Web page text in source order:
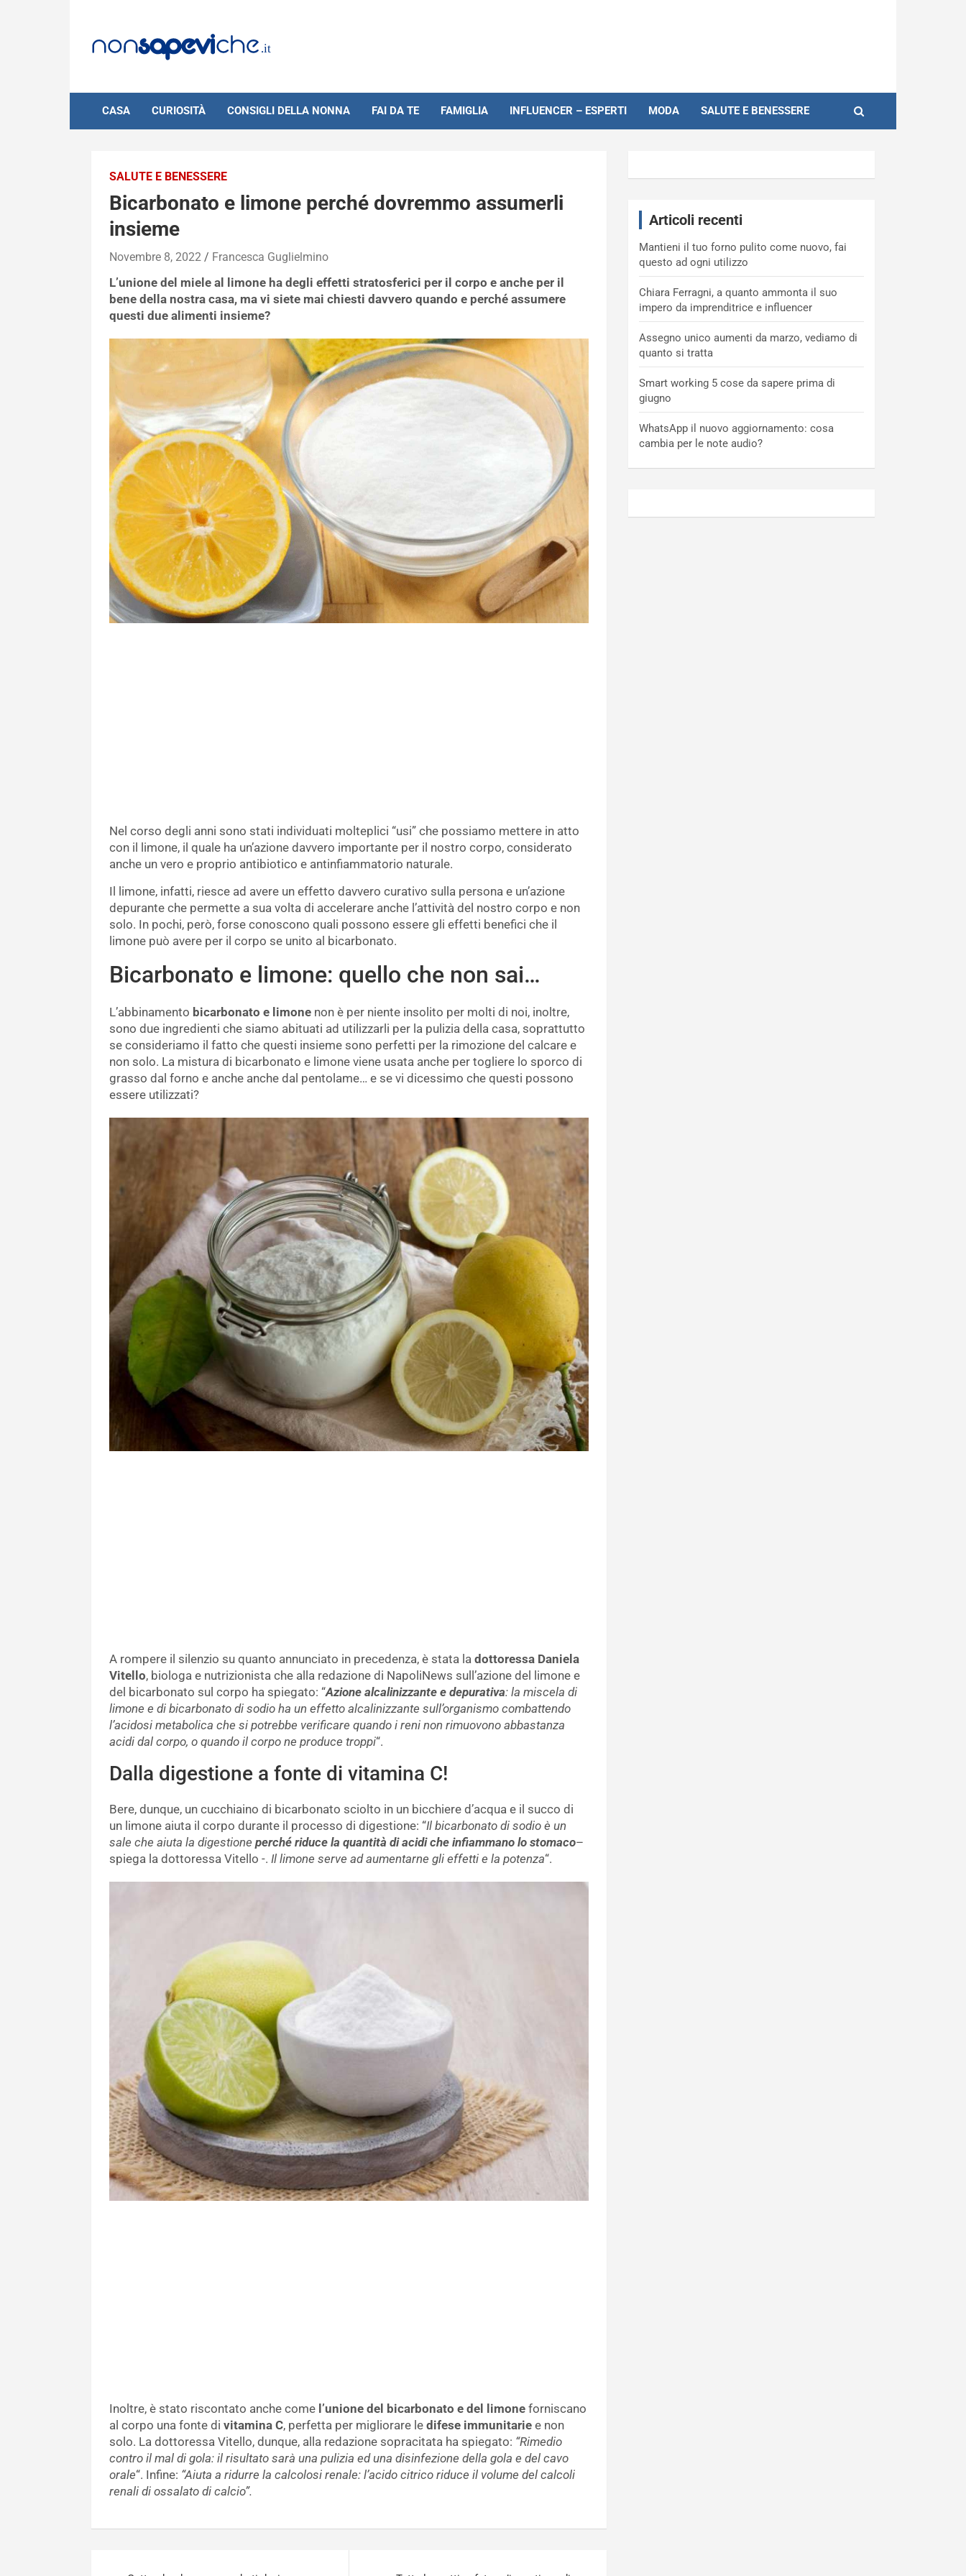
content
CASA CURIOSITÀ CONSIGLI DELLA NONNA FAI DA TE FAMIGLIA INFLUENCER – ESPERTI MODA SALUTE E BENESSERE
SALUTE E BENESSERE
Bicarbonato e limone perché dovremmo assumerli
insieme
Novembre 8, 2022 Francesca Guglielmino
L’unione del miele al limone ha degli effetti stratosferici per il corpo e anche per il
bene della nostra casa, ma vi siete mai chiesti davvero quando e perché assumere
questi due alimenti insieme?
Nel corso degli anni sono stati individuati molteplici “usi” che possiamo mettere in atto
con il limone, il quale ha un’azione davvero importante per il nostro corpo, considerato
anche un vero e proprio antibiotico e antinfiammatorio naturale.
Il limone, infatti, riesce ad avere un effetto davvero curativo sulla persona e un’azione
depurante che permette a sua volta di accelerare anche l’attività del nostro corpo e non
solo. In pochi, però, forse conoscono quali possono essere gli effetti benefici che il
limone può avere per il corpo se unito al bicarbonato.
Bicarbonato e limone: quello che non sai…
L’abbinamento bicarbonato e limone non è per niente insolito per molti di noi, inoltre,
sono due ingredienti che siamo abituati ad utilizzarli per la pulizia della casa, soprattutto
se consideriamo il fatto che questi insieme sono perfetti per la rimozione del calcare e
non solo. La mistura di bicarbonato e limone viene usata anche per togliere lo sporco di
grasso dal forno e anche anche dal pentolame… e se vi dicessimo che questi possono
essere utilizzati?
A rompere il silenzio su quanto annunciato in precedenza, è stata la dottoressa Daniela
Vitello, biologa e nutrizionista che alla redazione di NapoliNews sull’azione del limone e
del bicarbonato sul corpo ha spiegato: “Azione alcalinizzante e depurativa: la miscela di
limone e di bicarbonato di sodio ha un effetto alcalinizzante sull’organismo combattendo
l’acidosi metabolica che si potrebbe verificare quando i reni non rimuovono abbastanza
acidi dal corpo, o quando il corpo ne produce troppi“.
Dalla digestione a fonte di vitamina C!
Bere, dunque, un cucchiaino di bicarbonato sciolto in un bicchiere d’acqua e il succo di
un limone aiuta il corpo durante il processo di digestione: “Il bicarbonato di sodio è un
sale che aiuta la digestione perché riduce la quantità di acidi che infiammano lo stomaco–
spiega la dottoressa Vitello -. Il limone serve ad aumentarne gli effetti e la potenza“.
Inoltre, è stato riscontato anche come l’unione del bicarbonato e del limone forniscano
al corpo una fonte di vitamina C, perfetta per migliorare le difese immunitarie e non
solo. La dottoressa Vitello, dunque, alla redazione sopracitata ha spiegato: “Rimedio
contro il mal di gola: il risultato sarà una pulizia ed una disinfezione della gola e del cavo
orale“. Infine: “Aiuta a ridurre la calcolosi renale: l’acido citrico riduce il volume del calcoli
renali di ossalato di calcio”.
Articoli recenti
Mantieni il tuo forno pulito come nuovo, fai
questo ad ogni utilizzo
Chiara Ferragni, a quanto ammonta il suo
impero da imprenditrice e influencer
Assegno unico aumenti da marzo, vediamo di
quanto si tratta
Smart working 5 cose da sapere prima di
giugno
WhatsApp il nuovo aggiornamento: cosa
cambia per le note audio?